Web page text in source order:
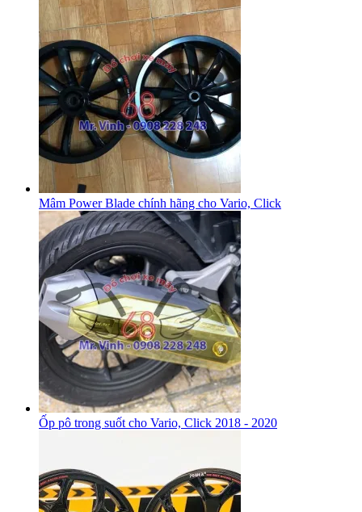
Mâm Power Blade chính hãng cho Vario, Click
Ốp pô trong suốt cho Vario, Click 2018 - 2020